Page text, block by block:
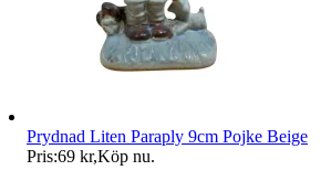
Prydnad Liten Paraply 9cm Pojke Beige
Pris:69 kr,Köp nu.